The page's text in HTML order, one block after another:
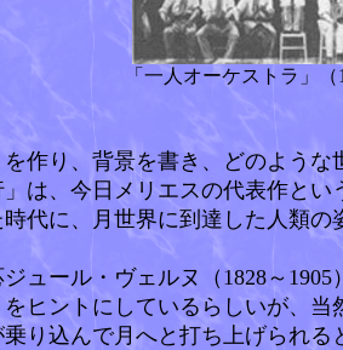
「一人オーケストラ」（
作り、背景を書き、どのような
は、今日メリエスの代表作と
代に、月世界に到達した人類
ュール・ヴェルヌ（1828～1905
ヒントにしているらしいが、
り込んで月へと打ち上げられ